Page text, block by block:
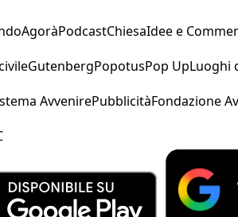
AgoràPodcastChiesaIdee e
GutenbergPopotusPop UpLuoghi
AvvenirePubblicitàFondazione